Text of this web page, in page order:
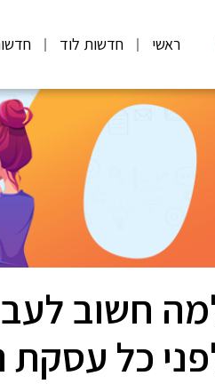
ראשי חדשות לוד
חשוב
כל עסקת